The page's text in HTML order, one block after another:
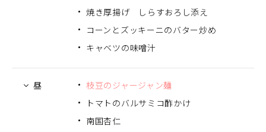
焼き厚揚げ しらすおろし添え
コーンとズッキーニのバター炒め
キャベツの味噌汁
昼
枝豆のジャージャン麺
トマトのバルサミコ酢かけ
南国杏仁